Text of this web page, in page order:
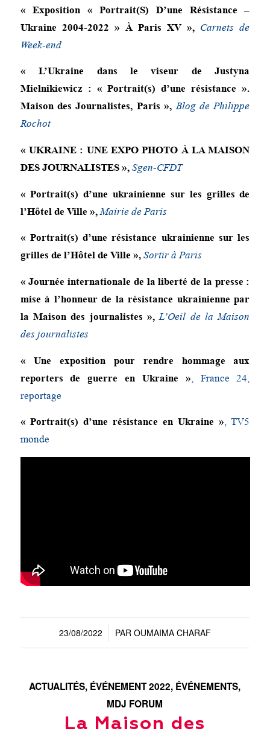
« Exposition « Portrait(S) D’une Résistance –
Ukraine 2004-2022 » À Paris XV », Carnets de
Week-end
« L’Ukraine dans le viseur de Justyna
Mielnikiewicz : « Portrait(s) d’une résistance ».
Maison des Journalistes, Paris »,Blog de Philippe
Rochot
« UKRAINE : UNE EXPO PHOTO À LA MAISON
DES JOURNALISTES », Sgen-CFDT
« Portrait(s) d’une ukrainienne sur les grilles de
l’Hôtel de Ville », Mairie de Paris
« Portrait(s) d’une résistance ukrainienne sur les
grilles de l’Hôtel de Ville », Sortir à Paris
« Journée internationale de la liberté de la presse :
mise à l’honneur de la résistance ukrainienne par
la Maison des journalistes »,L’Oeil de la Maison
des journalistes
« Une exposition pour rendre hommage aux
reporters de guerre en Ukraine » , France 24,
reportage
« Portrait(s) d’une résistance en Ukraine », TV5
monde
23/08/2022
/ PAR OUMAIMA CHARAF
ACTUALITÉS, ÉVÉNEMENT 2022, ÉVÉNEMENTS,
MDJ FORUM
La Maison des